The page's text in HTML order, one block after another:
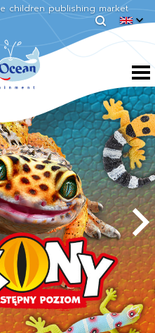
children publishing market